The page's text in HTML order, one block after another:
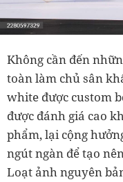
Không cần đến
toàn làm chủ sân
white được custom
được đánh giá cao
phẩm, lại cộng
ngút ngàn để tạo
Loạt ảnh nguyên